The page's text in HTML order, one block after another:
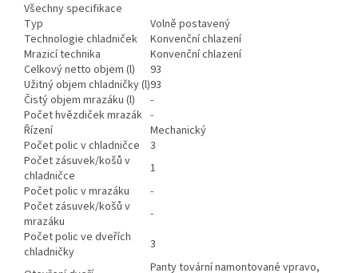
Všechny specifikace
Typ
Volně postavený
Technologie chladniček
Konvenční chlazení
Mrazicí technika
Konvenční chlazení
Celkový netto objem (l)
93
Užitný objem chladničky (l)93
Čistý objem mrazáku (l)
-
Počet hvězdiček mrazák -
Řízení
Mechanický
Počet polic v chladničce
3
Počet zásuvek/košů v
chladničce
1
Počet polic v mrazáku
-
Počet zásuvek/košů v
mrazáku
-
Počet polic ve dveřích
chladničky
3
Panty tovární namontované vpravo,